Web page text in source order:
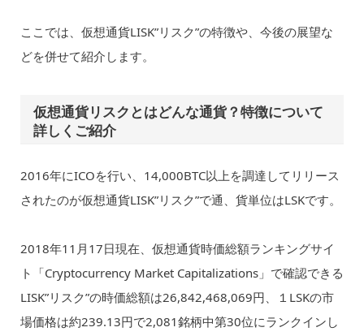
ここでは、仮想通貨LISK”リスク”の特徴や、今後の展望な
どを併せて紹介します。
仮想通貨リスクとはどんな通貨？特徴について
詳しくご紹介
2016年にICOを行い、14,000BTC以上を調達してリリース
されたのが仮想通貨LISK”リスク”で通、貨単位はLSKです。
2018年11月17日現在、仮想通貨時価総額ランキングサイ
ト「Cryptocurrency Market Capitalizations」で確認できる
LISK”リスク”の時価総額は26,842,468,069円、１LSKの市
場価格は約239.13円で2,081銘柄中第30位にランクインし